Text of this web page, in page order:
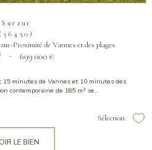
Surzur
(56450)
Proximité de Vannes et des plages
- 699 000 €
minutes de Vannes et 10 minutes des
contemporaine de 185 m² se...
Sélection
LE BIEN